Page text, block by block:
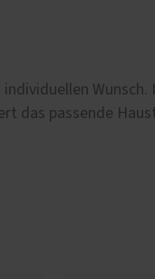
Wunsch.
das passende